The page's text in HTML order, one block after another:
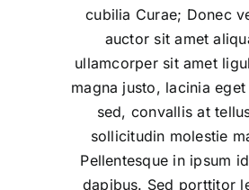
cubilia Curae; Donec
auctor sit amet
ullamcorper sit amet
magna justo, lacinia
sed, convallis at
sollicitudin molestie
Pellentesque in ipsum
dapibus. Sed porttitor